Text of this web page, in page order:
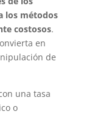
los métodos
costosos.
en
de
una tasa
o